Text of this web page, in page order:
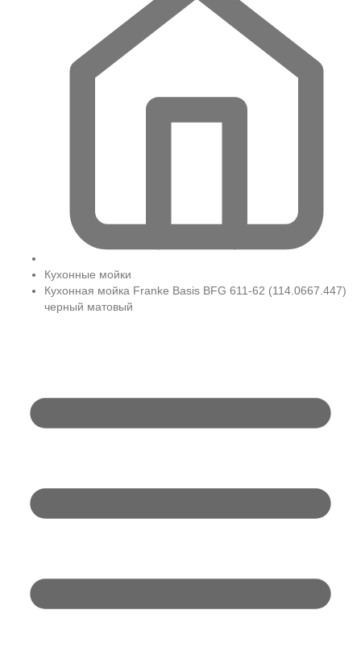
Кухонные мойки
Кухонная мойка Franke Basis BFG 611-62 (114.0667.447)
черный матовый